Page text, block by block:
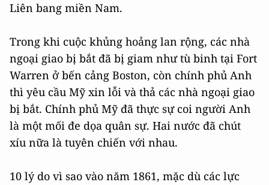
Liên bang miền Nam.
Trong khi cuộc khủng hoảng lan rộng, các nhà
ngoại giao bị bắt đã bị giam như tù binh tại Fort
Warren ở bến cảng Boston, còn chính phủ Anh
thì yêu cầu Mỹ xin lỗi và thả các nhà ngoại giao
bị bắt. Chính phủ Mỹ đã thực sự coi người Anh
là một mối đe dọa quân sự. Hai nước đã chút
xíu nữa là tuyên chiến với nhau.
10 lý do vì sao vào năm 1861, mặc dù các lực